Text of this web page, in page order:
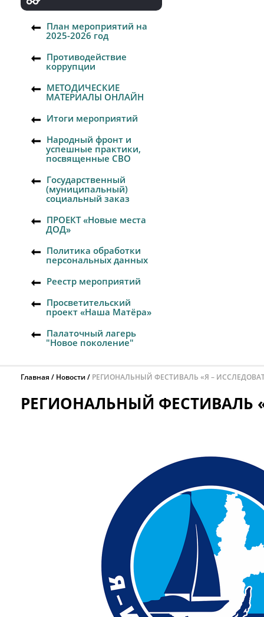
План мероприятий на
2025-2026 год
Противодействие
коррупции
МЕТОДИЧЕСКИЕ
МАТЕРИАЛЫ ОНЛАЙН
Итоги мероприятий
Народный фронт и
успешные практики,
посвященные СВО
Государственный
(муниципальный)
социальный заказ
ПРОЕКТ «Новые места
ДОД»
Политика обработки
персональных данных
Реестр мероприятий
Просветительский
проект «Наша Матёра»
Палаточный лагерь
"Новое поколение"
Главная Новости РЕГИОНАЛЬНЫЙ ФЕСТИВАЛЬ «Я –
РЕГИОНАЛЬНЫЙ ФЕСТИВАЛЬ